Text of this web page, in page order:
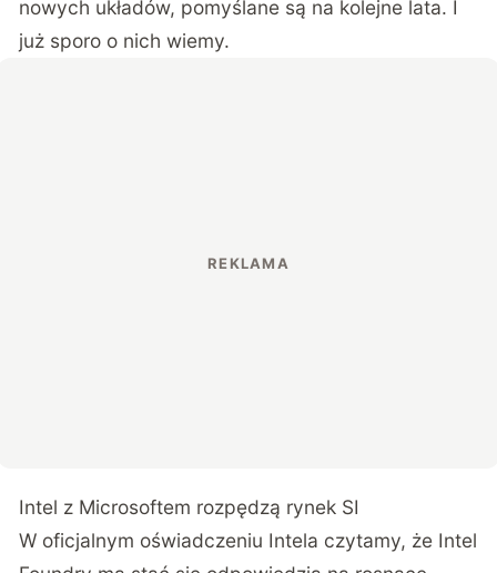
nowych układów, pomyślane są na kolejne lata. I
już sporo o nich wiemy.
Intel z Microsoftem rozpędzą rynek SI
W oficjalnym oświadczeniu Intela czytamy, że Intel